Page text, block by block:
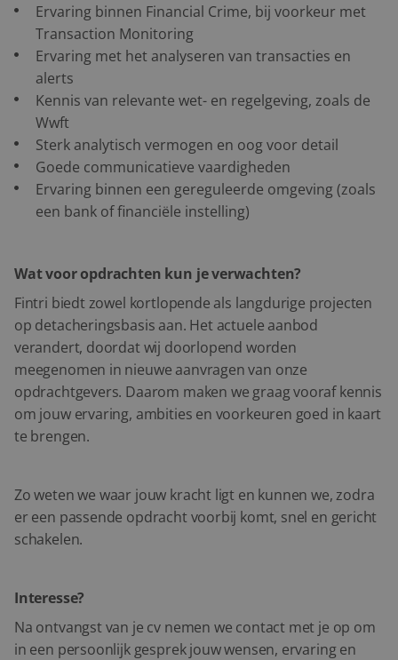
Ervaring binnen Financial Crime, bij voorkeur met
Transaction Monitoring
Ervaring met het analyseren van transacties en
alerts
Kennis van relevante wet- en regelgeving, zoals de
Wwft
Sterk analytisch vermogen en oog voor detail
Goede communicatieve vaardigheden
Ervaring binnen een gereguleerde omgeving (zoals
een bank of financiële instelling)
Wat voor opdrachten kun je verwachten?
Fintri biedt zowel kortlopende als langdurige projecten
op detacheringsbasis aan. Het actuele aanbod
verandert, doordat wij doorlopend worden
meegenomen in nieuwe aanvragen van onze
opdrachtgevers. Daarom maken we graag vooraf kennis
om jouw ervaring, ambities en voorkeuren goed in kaart
te brengen.
Zo weten we waar jouw kracht ligt en kunnen we, zodra
er een passende opdracht voorbij komt, snel en gericht
schakelen.
Interesse?
Na ontvangst van je cv nemen we contact met je op om
in een persoonlijk gesprek jouw wensen, ervaring en